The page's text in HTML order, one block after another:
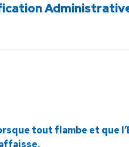
tout flambe et que